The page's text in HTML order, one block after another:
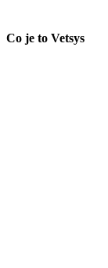
Co je to Vetsys